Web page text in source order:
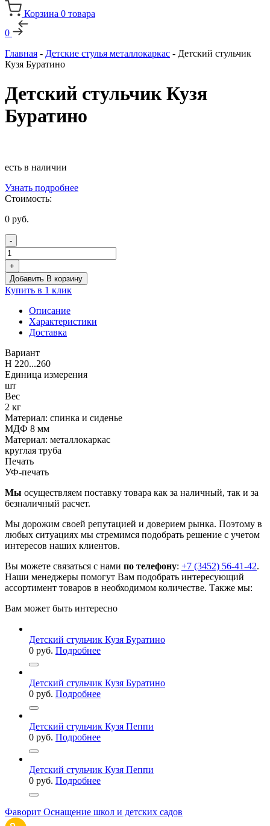
Корзина 0 товара
0
Главная - Детские стулья металлокаркас - Детский стульчик
Кузя Буратино
Детский стульчик Кузя
Буратино
есть в наличии
Узнать подробнее
Стоимость:
0 руб.
-
Количество
товара
Детский
стульчик
Кузя
Буратино
+
Добавить В корзину
Купить в 1 клик
Описание
Характеристики
Доставка
Вариант
H 220...260
Единица измерения
шт
Вес
2 кг
Материал: спинка и сиденье
МДФ 8 мм
Материал: металлокаркас
круглая труба
Печать
УФ-печать
Мы осуществляем поставку товара как за наличный, так и за
безналичный расчет.
Мы дорожим своей репутацией и доверием рынка. Поэтому в
любых ситуациях мы стремимся подобрать решение с учетом
интересов наших клиентов.
Вы можете связаться с нами по телефону: +7 (3452) 56-41-42.
Наши менеджеры помогут Вам подобрать интересующий
ассортимент товаров в необходимом количестве. Также мы:
Вам может быть интересно
Детский стульчик Кузя Буратино
0 руб. Подробнее
Детский стульчик Кузя Буратино
0 руб. Подробнее
Детский стульчик Кузя Пеппи
0 руб. Подробнее
Детский стульчик Кузя Пеппи
0 руб. Подробнее
Фаворит Оснащение школ и детских садов